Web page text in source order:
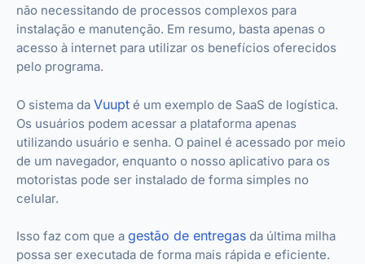
não necessitando de processos complexos para
instalação e manutenção. Em resumo, basta apenas o
acesso à internet para utilizar os benefícios oferecidos
pelo programa.
O sistema da Vuupt é um exemplo de SaaS de logística.
Os usuários podem acessar a plataforma apenas
utilizando usuário e senha. O painel é acessado por meio
de um navegador, enquanto o nosso aplicativo para os
motoristas pode ser instalado de forma simples no
celular.
Isso faz com que a gestão de entregas da última milha
possa ser executada de forma mais rápida e eficiente.